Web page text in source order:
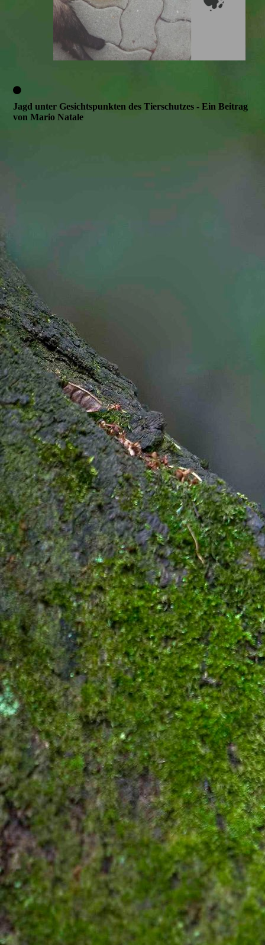
Jagd unter Gesichtspunkten des Tierschutzes - Ein Beitrag
von Mario Natale
Seite 1/2